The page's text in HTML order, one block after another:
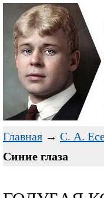
Главная → С. А.
Синие глаза